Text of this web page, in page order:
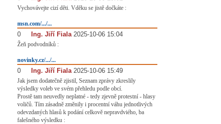
Vychovávejte cizí děti. Vděku se jistě dočkáte :
msn.com/.../...
0 Ing. Jiří Fiala 2025-10-06 15:04
Žeň podvodníků :
novinky.cz/.../...
0 Ing. Jiří Fiala 2025-10-06 15:49
Jak jsem dodatečně zjistil, Seznam zprávy zkreslily
výsledky voleb ve svém přehledu podle obcí.
Prostě tam neuvedly neplatné - tedy zjevně protestní - hlasy
voličů. Tím zásadně změnily i procentní váhu jednotlivých
odevzdaných hlasů k podání celkově nepravdviého, ba
falešného výsledku :